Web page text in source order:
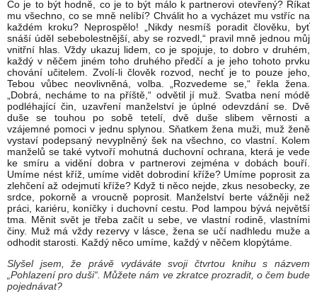
Co je to být hodně, co je to být málo k partnerovi otevřený? Říkat
mu všechno, co se mně nelíbí? Chválit ho a vycházet mu vstříc na
každém kroku? Neprospělo! „Nikdy nesmíš poradit člověku, byť
snáší úděl sebebolestnější, aby se rozvedl,“ pravil mně jednou můj
vnitřní hlas. Vždy ukazuj lidem, co je spojuje, to dobro v druhém,
každý v něčem jiném toho druhého předčí a je jeho tohoto prvku
chování učitelem. Zvolí-li člověk rozvod, nechť je to pouze jeho,
Tebou vůbec neovlivněná, volba. „Rozvedeme se,“ řekla žena.
„Dobrá, necháme to na příště,“ odvětil jí muž. Svatba není módě
podléhající čin, uzavření manželství je úplné odevzdání se. Dvě
duše se touhou po sobě tetelí, dvě duše slibem věrnosti a
vzájemné pomoci v jednu splynou. Sňatkem žena muži, muž ženě
vystaví podepsaný nevyplněný šek na všechno, co vlastní. Kolem
manželů se také vytvoří mohutná duchovní ochrana, která je vede
ke smíru a vidění dobra v partnerovi zejména v dobách bouří.
Umíme nést kříž, umíme vidět dobrodiní kříže? Umíme poprosit za
zlehčení až odejmutí kříže? Když ti něco nejde, zkus nesobecky, ze
srdce, pokorně a vroucně poprosit. Manželství berte vážněji než
práci, kariéru, koníčky i duchovní cestu. Pod lampou bývá největší
tma. Měnit svět je třeba začít u sebe, ve vlastní rodině, vlastními
činy. Muž má vždy rezervy v lásce, žena se učí nadhledu muže a
odhodit starosti. Každý něco umíme, každý v něčem klopýtáme.
Slyšel jsem, že právě vydáváte svoji čtvrtou knihu s názvem
„Pohlazení pro duši“. Můžete nám ve zkratce prozradit, o čem bude
pojednávat?